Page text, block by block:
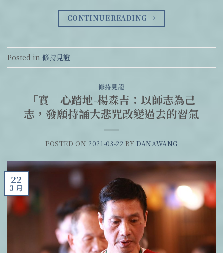
CONTINUE READING →
Posted in 修持見證
修持見證
「實」心踏地-楊森吉：以師志為己
志，發願持誦大悲咒改變過去的習氣
POSTED ON 2021-03-22 BYDANAWANG
22
3 月